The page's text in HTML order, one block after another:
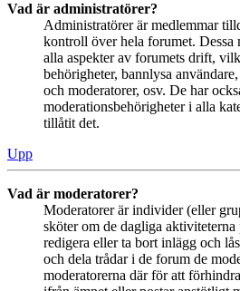
Vad är administratörer?
Administratörer är medlemmar
kontroll över hela forumet. Dessa
alla aspekter av forumets drift,
behörigheter, bannlysa
och moderatorer, osv. De har
moderationsbehörigheter i alla
tillåtit det.
Upp
Vad är moderatorer?
Moderatorer är individer (eller
sköter om de dagliga
redigera eller ta bort inlägg och
och dela trådar i de forum de
moderatorerna där för att